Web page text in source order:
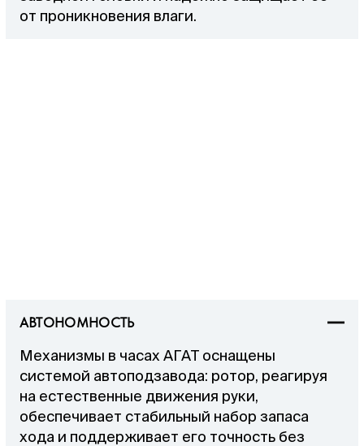
от проникновения влаги.
АВТОНОМНОСТЬ
Механизмы в часах АГАТ оснащены
системой автоподзавода: ротор, реагируя
на естественные движения руки,
обеспечивает стабильный набор запаса
хода и поддерживает его точность без